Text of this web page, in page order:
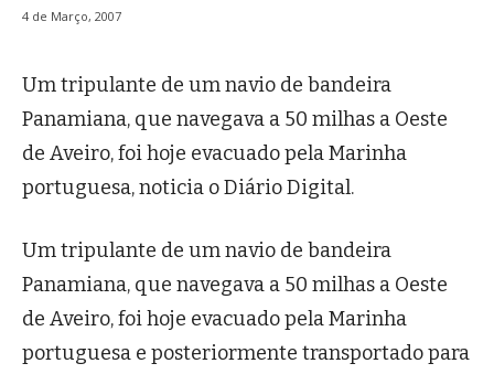
4 de Março, 2007
Um tripulante de um navio de bandeira
Panamiana, que navegava a 50 milhas a Oeste
de Aveiro, foi hoje evacuado pela Marinha
portuguesa, noticia o Diário Digital.
Um tripulante de um navio de bandeira
Panamiana, que navegava a 50 milhas a Oeste
de Aveiro, foi hoje evacuado pela Marinha
portuguesa e posteriormente transportado para